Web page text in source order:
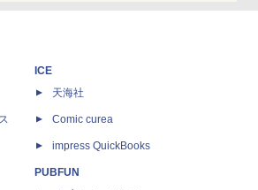
ICE
天海社
Comic curea
impress QuickBooks
PUBFUN